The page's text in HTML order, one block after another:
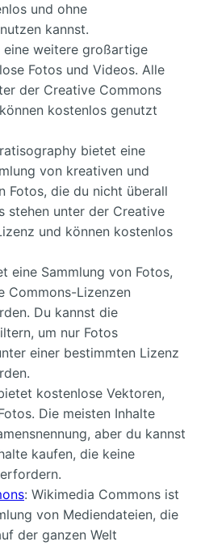
und ohne
kannst.
eine weitere großartige
Fotos und Videos. Alle
der Creative Commons
kostenlos genutzt
bietet eine
von kreativen und
Fotos, die du nicht überall
stehen unter der Creative
und können kostenlos
eine Sammlung von Fotos,
Commons-Lizenzen
Du kannst die
um nur Fotos
einer bestimmten Lizenz
kostenlose Vektoren,
Die meisten Inhalte
aber du kannst
kaufen, die keine
: Wikimedia Commons ist
von Mediendateien, die
der ganzen Welt